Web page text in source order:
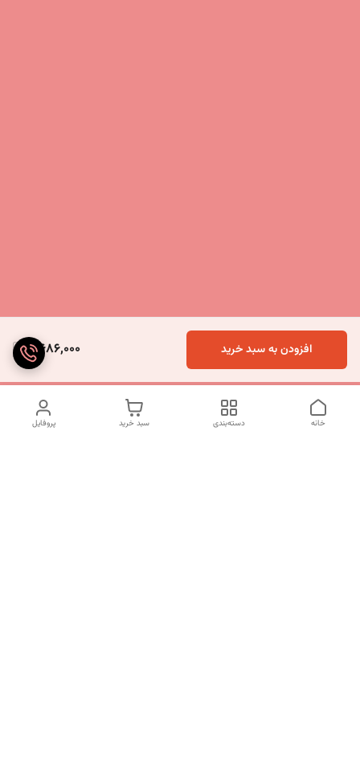
2,686,000 افزودن به سبد خرید
پروفایل سبد خرید دسته‌بندی خانه